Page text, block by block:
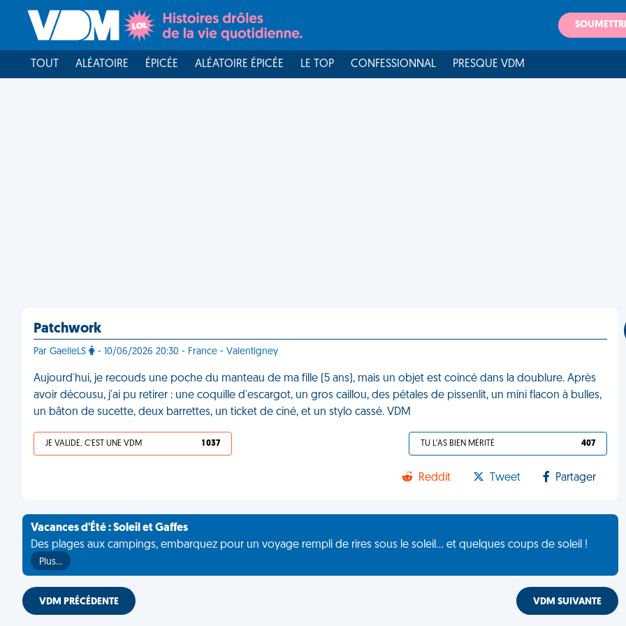
TOUT ALÉATOIRE ÉPICÉE ALÉATOIRE ÉPICÉE LE TOP CONFESSIONNAL PRESQUE VDM
Patchwork
Par GaelleLS - 10/06/2026 20:30 - France - Valentigney
Aujourd'hui, je recouds une poche du manteau de ma fille (5 ans), mais un objet est coincé dans la doublure. Après
avoir décousu, j'ai pu retirer : une coquille d'escargot, un gros caillou, des pétales de pissenlit, un mini flacon à bulles,
un bâton de sucette, deux barrettes, un ticket de ciné, et un stylo cassé. VDM
JE VALIDE, C'EST UNE VDM 1 037 TU L'AS BIEN MÉRITÉ 407
Reddit Tweet Partager
Vacances d'Été : Soleil et Gaffes
Des plages aux campings, embarquez pour un voyage rempli de rires sous le soleil... et quelques coups de soleil !
Plus…
VDM PRÉCÉDENTE VDM SUIVANTE